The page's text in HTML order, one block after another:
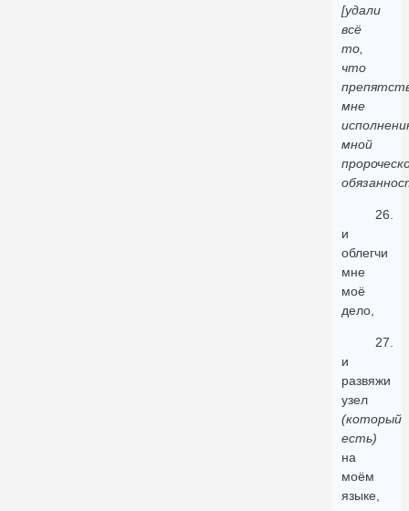
[удали
всё
то,
что
мне
мной
26.
и
облегчи
мне
моё
дело,
27.
и
развяжи
узел
(который
есть)
на
моём
языке,